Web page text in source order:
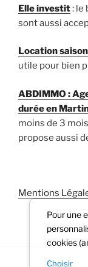
Elle investit: le
sont aussi
Location
utile pour bien
ABDIMMO :
durée en
moins de 3
propose aussi
Mentions
Pour une
cookies
Choisir